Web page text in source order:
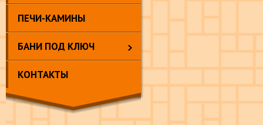
ПЕЧИ-КАМИНЫ
БАНИ ПОД КЛЮЧ
КОНТАКТЫ